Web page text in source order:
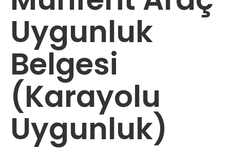
Uygunluk
Belgesi
(Karayolu
Uygunluk)